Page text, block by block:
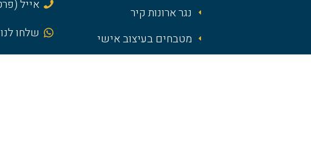
נגר ארונות קיר
מטבחים בעיצוב אישי
אייל (פרטי): 050-
שלחו